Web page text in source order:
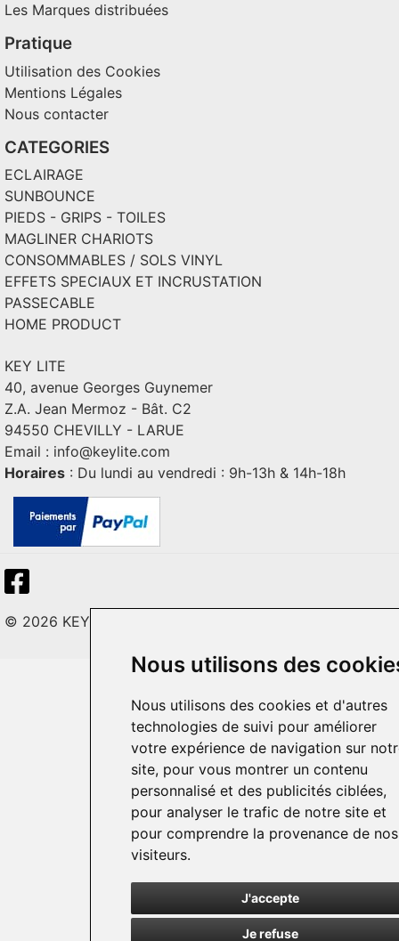
Nous utilisons des
Nous utilisons des cookies et d'autres
technologies de suivi pour améliorer
votre expérience de navigation sur
site, pour vous montrer un contenu
personnalisé et des publicités ciblées,
pour analyser le trafic de notre site et
pour comprendre la provenance de nos
visiteurs.
J'accepte
Je refuse
Les Marques distribuées
Pratique
Utilisation des Cookies
Mentions Légales
Nous contacter
CATEGORIES
ECLAIRAGE
SUNBOUNCE
PIEDS - GRIPS - TOILES
MAGLINER CHARIOTS
CONSOMMABLES / SOLS VINYL
EFFETS SPECIAUX ET INCRUSTATION
PASSECABLE
HOME PRODUCT
KEY LITE
40, avenue Georges Guynemer
Z.A. Jean Mermoz - Bât. C2
94550 CHEVILLY - LARUE
Email : info@keylite.com
Horaires : Du lundi au vendredi : 9h-13h & 14h-18h
© 2026 KEY LITE. Tous droits réservés.